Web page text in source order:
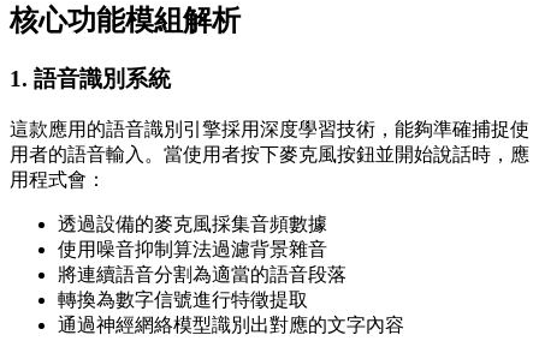
核心功能模組解析
1. 語音識別系統
這款應用的語音識別引擎採用深度學習技術，能夠準確捕捉使
用者的語音輸入。當使用者按下麥克風按鈕並開始說話時，應
用程式會：
透過設備的麥克風採集音頻數據
使用噪音抑制算法過濾背景雜音
將連續語音分割為適當的語音段落
轉換為數字信號進行特徵提取
通過神經網絡模型識別出對應的文字內容